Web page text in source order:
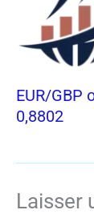
EUR/GBP
0,8802
Laisser